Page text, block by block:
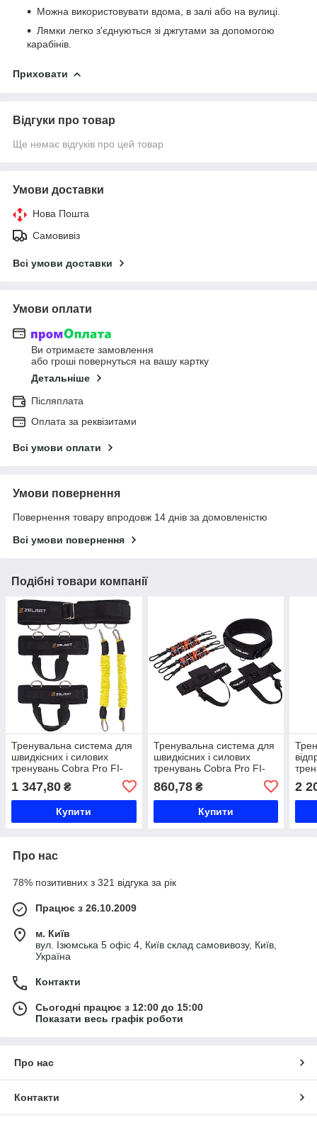
Можна використовувати вдома, в залі або на вулиці.
Лямки легко з'єднуються зі джгутами за допомогою
карабінів.
Приховати
Відгуки про товар
Ще немає відгуків про цей товар
Умови доставки
Нова Пошта
Самовивіз
Всі умови доставки
Умови оплати
Ви отримаєте замовлення
або гроші повернуться на вашу картку
Детальніше
Післяплата
Оплата за реквізитами
Всі умови оплати
Умови повернення
Повернення товару впродовж 14 днів за домовленістю
Всі умови повернення
Подібні товари компанії
Тренувальна система для
швидкісних і силових
тренувань Cobra Pro FI-
асортименті Код FI-2597
1 347,80 ₴
Купити
Тренувальна система для
швидкісних і силових
тренувань Cobra Pro FI-
помаранчевий Код FI-
7842-35
860,78₴
Купити
2
Про нас
78% позитивних з 321 відгука за рік
Працює з 26.10.2009
м. Київ
вул. Ізюмська 5 офіс 4, Київ склад самовивозу, Київ,
Україна
Контакти
Сьогодні працює з 12:00 до 15:00
Показати весь графік роботи
Про нас
Контакти